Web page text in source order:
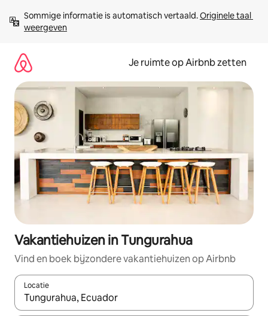
direct
naar
Sommige informatie is automatisch vertaald. Originele taal
weergeven
Je ruimte op Airbnb zetten
Vakantiehuizen in Tungurahua
Vind en boek bijzondere vakantiehuizen op Airbnb
Locatie
Wanneer er suggesties beschikbaar zijn, maak je een keuze